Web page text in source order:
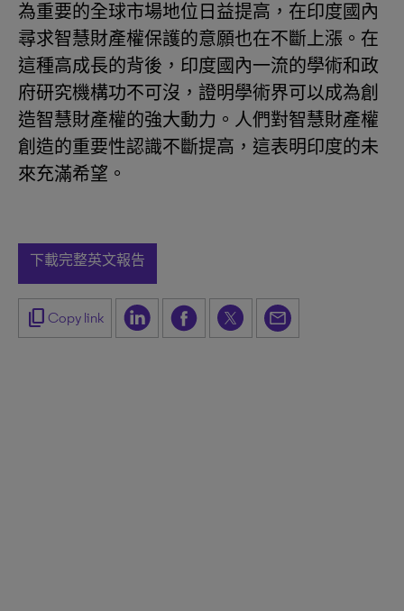
為重要的全球市場地位日益提高，在印度國內
尋求智慧財產權保護的意願也在不斷上漲。在
這種高成長的背後，印度國內一流的學術和政
府研究機構功不可沒，證明學術界可以成為創
造智慧財產權的強大動力。人們對智慧財產權
創造的重要性認識不斷提高，這表明印度的未
來充滿希望。
下載完整英文報告
content_copy Copy link